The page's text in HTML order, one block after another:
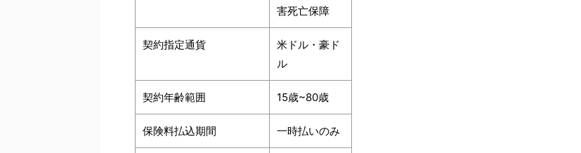
害死亡保障
契約指定通貨
米ドル・豪ド
ル
契約年齢範囲 15歳~80歳
保険料払込期間 一時払いのみ